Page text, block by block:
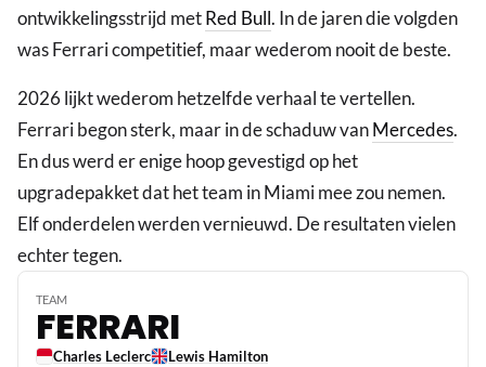
ontwikkelingsstrijd metRed Bull. In de jaren die volgden
was Ferrari competitief, maar wederom nooit de beste.
2026 lijkt wederom hetzelfde verhaal te vertellen.
Ferrari begon sterk, maar in de schaduw vanMercedes.
En dus werd er enige hoop gevestigd op het
upgradepakket dat het team in Miami mee zou nemen.
Elf onderdelen werden vernieuwd. De resultaten vielen
echter tegen.
TEAM
FERRARI
Charles Leclerc Lewis Hamilton